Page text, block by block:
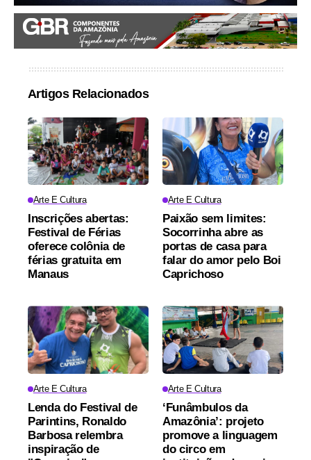
Artigos Relacionados
Arte E Cultura
Inscrições abertas:
Festival de Férias
oferece colônia de
férias gratuita em
Manaus
Arte E Cultura
Paixão sem limites:
Socorrinha abre as
portas de casa para
falar do amor pelo Boi
Caprichoso
Arte E Cultura
Lenda do Festival de
Parintins, Ronaldo
Barbosa relembra
inspiração de
Arte E Cultura
‘Funâmbulos da
Amazônia’: projeto
promove a linguagem
do circo em